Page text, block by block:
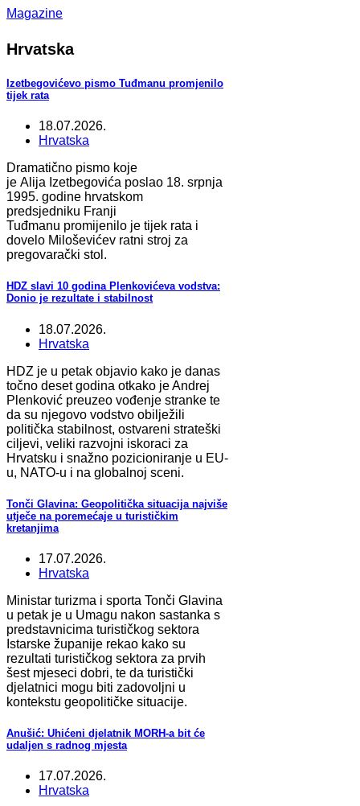
Magazine
Hrvatska
Izetbegovićevo pismo Tuđmanu promjenilo
tijek rata
18.07.2026.
Hrvatska
Dramatično pismo koje
je Alija Izetbegovića poslao 18. srpnja
1995. godine hrvatskom
predsjedniku Franji
Tuđmanu promijenilo je tijek rata i
dovelo Miloševićev ratni stroj za
pregovarački stol.
HDZ slavi 10 godina Plenkovićeva vodstva:
Donio je rezultate i stabilnost
18.07.2026.
Hrvatska
HDZ je u petak objavio kako je danas
točno deset godina otkako je Andrej
Plenković preuzeo vođenje stranke te
da su njegovo vodstvo obilježili
politička stabilnost, ostvareni strateški
ciljevi, veliki razvojni iskoraci za
Hrvatsku i snažno pozicioniranje u EU-
u, NATO-u i na globalnoj sceni.
Tonči Glavina: Geopolitička situacija najviše
utječe na poremećaje u turističkim
kretanjima
17.07.2026.
Hrvatska
Ministar turizma i sporta Tonči Glavina
u petak je u Umagu nakon sastanka s
predstavnicima turističkog sektora
Istarske županije rekao kako su
rezultati turističkog sektora za prvih
šest mjeseci dobri, te da turistički
djelatnici mogu biti zadovoljni u
kontekstu geopolitičke situacije.
Anušić: Uhićeni djelatnik MORH-a bit će
udaljen s radnog mjesta
17.07.2026.
Hrvatska